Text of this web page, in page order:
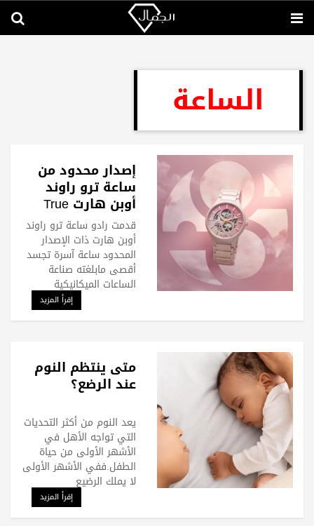
الساعة
إصدار محدود من
ساعة ترو راوند
أوبن هارت True
Round Open Heart
من رادو
قدمت رادو ساعة ترو راوند
أوبن هارت ذات الإصدار
المحدود ساعة آسرة تجسد
أقصى مابلغته صناعة
الساعات الميكانيكية
إقرأ المزيد
متى ينتظم النوم
عند الرضع؟
يعد النوم من أكثر التحديات
التي تواجه الأهل في
الأشهر الأولى من حياة
الطفل.ففي الأشهر الأولى
لا يملك الرضيع
إقرأ المزيد